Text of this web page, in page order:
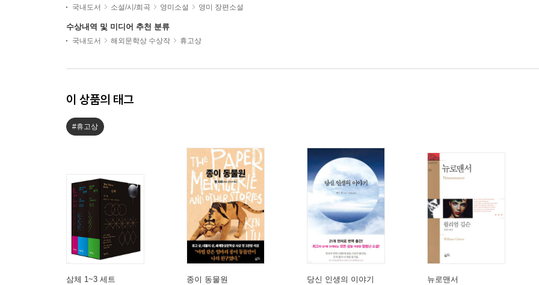
국내도서
소설/시/희곡 영미소설 영미 장편소설
수상내역 및 미디어 추천 분류
국내도서 해외문학상 수상작 휴고상
이 상품의 태그
#휴고상
삼체 1~3 세트 종이 동물원 당신 인생의 이야기 뉴로맨서